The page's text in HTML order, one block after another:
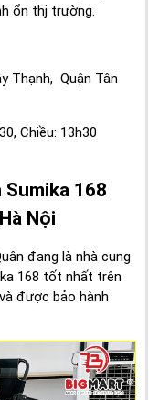
ổn thj trường.
Thạnh, Quận Tân
Chiều: 13h30
168
Nội
đang là nhà cung
168 tốt nhất trên
được bảo hành